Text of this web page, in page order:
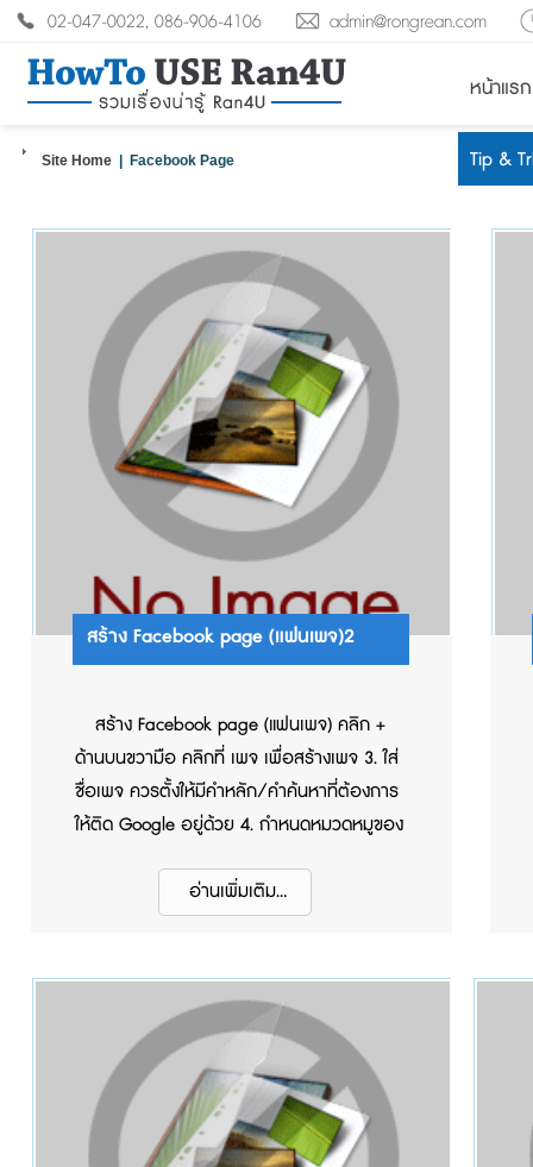
02-047-0022, 086-906-4106 admin@rongrean.com
หน้าแรก
Tip &
Site Home | Facebook Page
สร้าง Facebook page (แฟนเพจ)2
สร้าง Facebook page (แฟนเพจ) คลิก +
ด้านบนขวามือ คลิกที่ เพจ เพื่อสร้างเพจ 3. ใส่
ชื่อเพจ ควรตั้งให้มีคำหลัก/คำค้นหาที่ต้องการ
ให้ติด Google อยู่ด้วย 4. กำหนดหมวดหมูของ
7. เพิ่มรูปโปรไฟล์ (ขนาดกว้าง 170 pixel สูง
เกี่ยวกับ 12. ใส่ข้อมูลเบอร์โทร 13. ใส่ข้อมูล
อีเมล 14. ใส่ URL เว็บไซต์ 15. ใส่ข้อมูลเกี่ยวกับ
16. ใส่ข้อมูลอ...
อ่านเพิ่มเติม...